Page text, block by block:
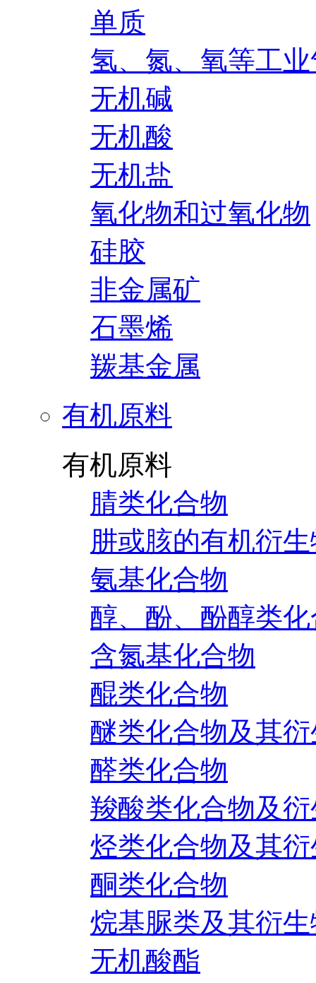
单质
氢、氮、氧等工
无机碱
无机酸
无机盐
氧化物和过氧化物
硅胶
非金属矿
石墨烯
羰基金属
有机原料
有机原料
腈类化合物
肼或胲的有机衍
氨基化合物
醇、酚、酚醇类
含氮基化合物
醌类化合物
醚类化合物及其
醛类化合物
羧酸类化合物及
烃类化合物及其
酮类化合物
烷基脲类及其衍
无机酸酯